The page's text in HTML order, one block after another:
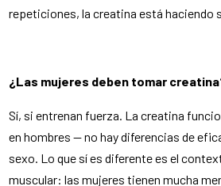
repeticiones, la creatina está haciendo
¿Las mujeres deben tomar
Sí, si entrenan fuerza. La creatina
en hombres — no hay diferencias de
sexo. Lo que sí es diferente es el
muscular: las mujeres tienen mucha